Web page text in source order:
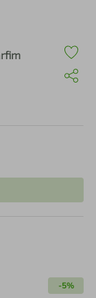
-5%